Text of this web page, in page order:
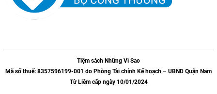
Tiệm sách Những Vì Sao
Mã số thuế: 8357596199-001 do Phòng Tài chính Kế hoạch – UBND Quận Nam
Từ Liêm cấp ngày 10/01/2024